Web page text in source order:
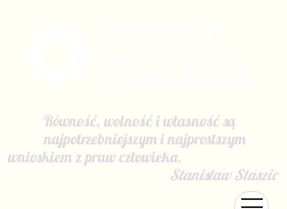
Równość, wolność i własność są
najpotrzebniejszym i najprostszym
wnioskiem z praw człowieka.
Stanisław Staszic